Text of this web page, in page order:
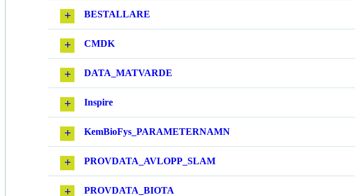
BESTALLARE
CMDK
DATA_MATVARDE
Inspire
KemBioFys_PARAMETERNAMN
PROVDATA_AVLOPP_SLAM
PROVDATA_BIOTA